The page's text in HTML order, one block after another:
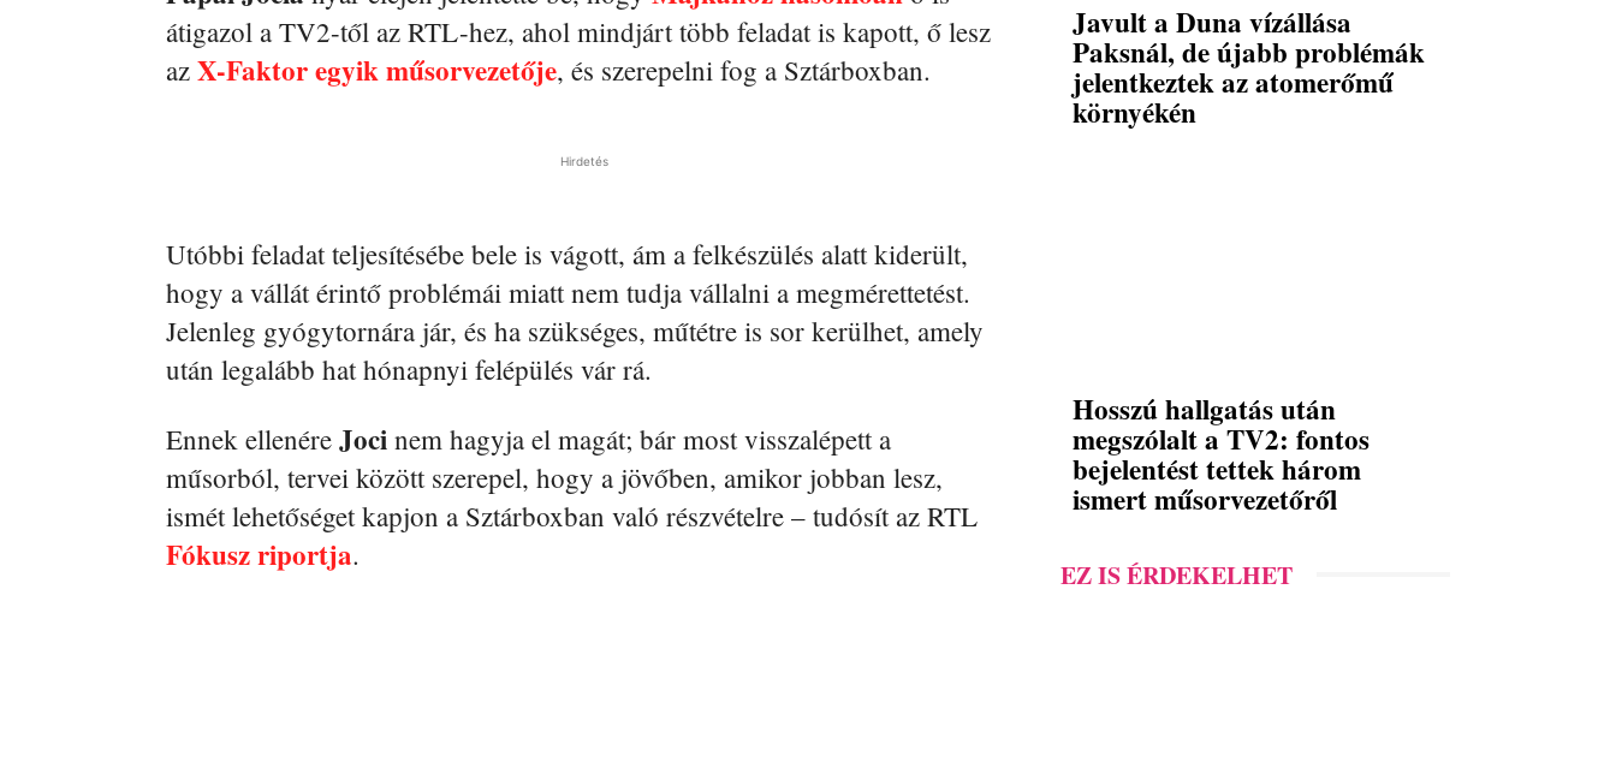
átigazol a TV2-től az RTL-hez, ahol mindjárt több feladat is kapott, ő lesz
az X-Faktor egyik műsorvezetője, és szerepelni fog a Sztárboxban.
Hirdetés
Utóbbi feladat teljesítésébe bele is vágott, ám a felkészülés alatt kiderült,
hogy a vállát érintő problémái miatt nem tudja vállalni a megmérettetést.
Jelenleg gyógytornára jár, és ha szükséges, műtétre is sor kerülhet, amely
után legalább hat hónapnyi felépülés vár rá.
Ennek ellenére Joci nem hagyja el magát; bár most visszalépett a
műsorból, tervei között szerepel, hogy a jövőben, amikor jobban lesz,
ismét lehetőséget kapjon a Sztárboxban való részvételre – tudósít az RTL
Fókusz riportja.
Javult a Duna vízállása
Paksnál, de újabb problémák
jelentkeztek az atomerőmű
környékén
Hosszú hallgatás után
megszólalt a TV2: fontos
bejelentést tettek három
ismert műsorvezetőről
EZ IS ÉRDEKELHET